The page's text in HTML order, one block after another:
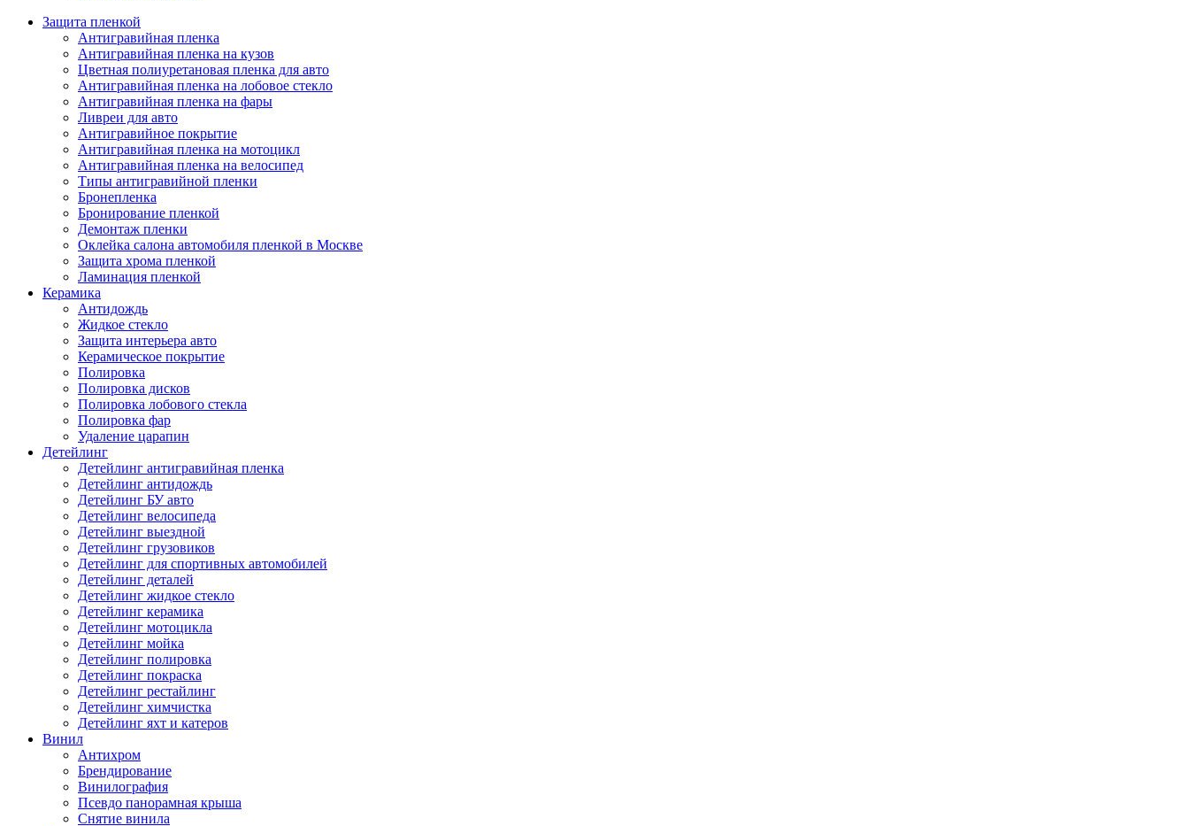
Защита пленкой
Антигравийная пленка
Антигравийная пленка на кузов
Цветная полиуретановая пленка для авто
Антигравийная пленка на лобовое стекло
Антигравийная пленка на фары
Ливреи для авто
Антигравийное покрытие
Антигравийная пленка на мотоцикл
Антигравийная пленка на велосипед
Типы антигравийной пленки
Бронепленка
Бронирование пленкой
Демонтаж пленки
Оклейка салона автомобиля пленкой в Москве
Защита хрома пленкой
Ламинация пленкой
Керамика
Антидождь
Жидкое стекло
Защита интерьера авто
Керамическое покрытие
Полировка
Полировка дисков
Полировка лобового стекла
Полировка фар
Удаление царапин
Детейлинг
Детейлинг антигравийная пленка
Детейлинг антидождь
Детейлинг БУ авто
Детейлинг велосипеда
Детейлинг выездной
Детейлинг грузовиков
Детейлинг для спортивных автомобилей
Детейлинг деталей
Детейлинг жидкое стекло
Детейлинг керамика
Детейлинг мотоцикла
Детейлинг мойка
Детейлинг полировка
Детейлинг покраска
Детейлинг рестайлинг
Детейлинг химчистка
Детейлинг яхт и катеров
Винил
Антихром
Брендирование
Винилография
Псевдо панорамная крыша
Снятие винила